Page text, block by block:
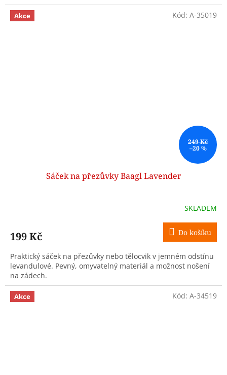
Akce
249 Kč
–20 %
Sáček na přezůvky Baagl Lavender
SKLADEM
199 Kč Do košíku
Praktický sáček na přezůvky nebo tělocvik v jemném odstínu
levandulové. Pevný, omyvatelný materiál a možnost nošení
na zádech.
Kód: A-35019
Akce Kód: A-34519